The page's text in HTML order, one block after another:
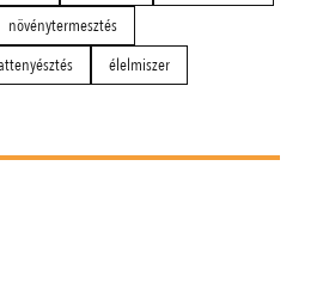
növénytermesztés
élelmiszer